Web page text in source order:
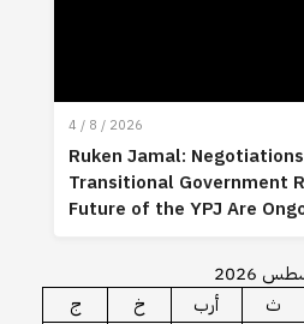
4 / 8 / 2026
Ruken Jamal:
Transitional Government
Future of the YPJ Are
2026
ث أرب خ
ج